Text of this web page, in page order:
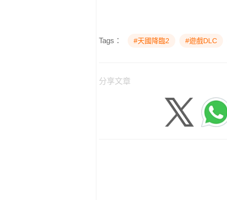
Tags： #天國降臨2 #遊戲DLC
分享文章